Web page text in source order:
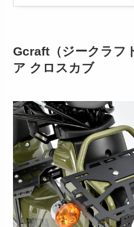
Gcraft（ジークラフ
ア クロスカブ